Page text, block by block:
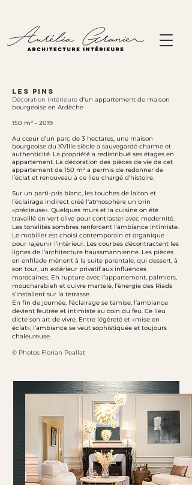
lES PINS
Décoration intérieure d'un appartement de maison
bourgeoise en Ardèche
150 m² - 2019
Au cœur d’un parc de 3 hectares, une maison
bourgeoise du XVIIIe siècle a sauvegardé charme et
authenticité. La propriété a redistribué ses étages en
appartement. La décoration des pièces de vie de cet
appartement de 150 m² a permis de redonner de
l’éclat et renouveau à ce lieu chargé d’histoire.
Sur un parti-pris blanc, les touches de laiton et
l’éclairage indirect créé l‘atmosphère un brin
«précieuse». Quelques murs et la cuisine on été
travaillé en vert olive pour contraster avec modernité.
Les tonalités sombres renforcent l'ambiance intimiste.
Le mobilier est choisi contemporain et organique
pour rajeunir l’intérieur. Les courbes décontractent les
lignes de l’architecture haussmannienne. Les pièces
en enfilade mènent à la suite parentale, qui dessert, à
son tour, un extérieur privatif aux influences
marocaines. En rupture avec l’appartement, palmiers,
moucharabieh et cuivre martelé, l’énergie des Riads
s’installent sur la terrasse.
En fin de journée, l’éclairage se tamise, l’ambiance
devient feutrée et intimiste au coin du feu. Ce lieu
dicte son art de vivre. Entre légèreté et «mise en
éclat», l’ambiance se veut sophistiquée et toujours
chaleureuse.
© Photos Florian Peallat